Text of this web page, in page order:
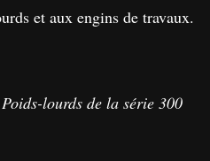
et aux engins de travaux.
Poids-lourds de la série 300